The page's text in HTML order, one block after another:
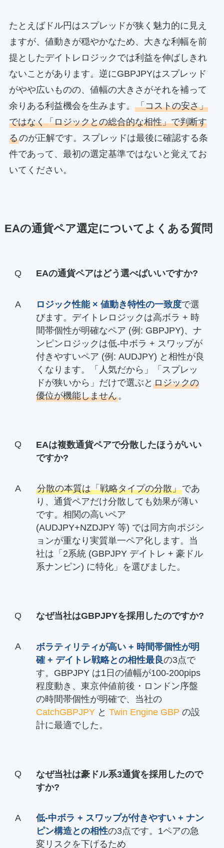
たとえばドル円はスプレッドが狭く魅力的に見え
ますが、値動きが穏やかなため、大きな利幅を前
提としたデイトレロジックでは利益を伸ばしきれ
ないことがあります。逆にGBPJPYはスプレッド
がやや広いものの、値幅の大きさがそれを補って
余りある利益機会を生みます。 「コストの安さ」
ではなく「ロジックとの総合的な相性」で判断す
るのが正解です。スプレッドは最後に確認する条
件であって、最初の選定基準ではないと覚えてお
いてください。
EAの通貨ペア選定についてよくある質問
EAの通貨ペアはどう選べばいいですか?
ロジック性能 × 値動き特性の一致度で選
びます。デイトレロジックは高ボラ + 時
間帯個性が明確なペア (例: GBPJPY)、ナ
ンピンロジックは低-中ボラ + スワップが
付きやすいペア (例: AUDJPY) と相性が良
くなります。「人気だから」「スプレッ
ドが狭いから」だけで選ぶと ロジックの
優位が機能しません。
EAは複数通貨ペアで分散したほうがいい
ですか?
分散の本質は「戦略タイプの分散」であ
り、通貨ペアだけ分散しても効果が薄い
です。相関の高いペア
(AUDJPY+NZDJPY 等) では同方向ポジシ
ョンが重なり実質単一ペア化します。当
社は「2系統 (GBPJPY デイトレ + 豪ドル
系ナンピン) に特化」を選びました。
なぜ当社はGBPJPYを採用したのですか?
ボラティリティが高い + 時間帯個性が明
確 + デイトレ戦略との相性最良の3点で
す。GBPJPY は1日の値幅が100-200pips
程度動き、東京仲値前後・ロンドン序盤
の時間帯個性が明確で、当社の
CatchGBPJPYと Twin Engine GBP の設
計に最適でした。
なぜ当社は豪ドル系3通貨を採用したので
すか?
低-中ボラ + スワップが付きやすい + ナン
ピン構造との相性の3点です。1ペアの急
変リスクを下げるため